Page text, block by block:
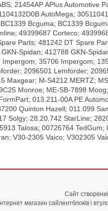
21454AP APlus Automotive
AutoMega;
Bcguma; BC1339
49399687 Corteco;
Parts; 481242 DT Spare
Spidan; 412788 GKN-
35706 Impergom;
2096501 Lemforder;
Maxgear; M-S4212 MERTZ;
Monroe; ME-SB-7898
013.211-00A PE
Quinton Hazell; 011.099
Solgy; 28.20.742 StarLine;
Talosa; 00726764
V30-2305 Vaico; V302305
Сайт